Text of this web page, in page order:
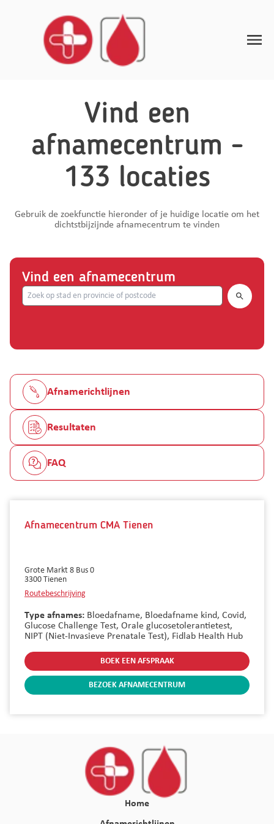
Afnamerichtlijnen
Gezondheidsinzichten
Vind een
afnamecentrum -
133 locaties
Gebruik de zoekfunctie hieronder of je huidige locatie om het
dichtstbijzijnde afnamecentrum te vinden
Vind een afnamecentrum
Search.
Afnamerichtlijnen
Resultaten
FAQ
Afnamecentrum CMA Tienen
Grote Markt 8 Bus 0
3300 Tienen
Routebeschrijving
Type afnames: Bloedafname, Bloedafname kind, Covid,
Glucose Challenge Test, Orale glucosetolerantietest,
NIPT (Niet-Invasieve Prenatale Test), Fidlab Health Hub
BOEK EEN AFSPRAAK
BEZOEK AFNAMECENTRUM
Home